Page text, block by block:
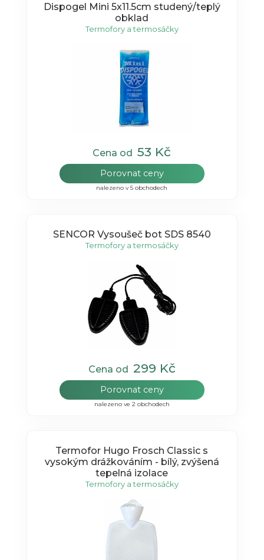
Dispogel Mini 5x11.5cm studený/teplý
obklad
Termofory a termosáčky
Cena od53 Kč
Porovnat ceny
nalezeno v 5 obchodech
SENCOR Vysoušeč bot SDS 8540
Termofory a termosáčky
Cena od 299 Kč
Porovnat ceny
nalezeno ve 2 obchodech
Termofor Hugo Frosch Classic s
vysokým drážkováním - bílý, zvýšená
tepelná izolace
Termofory a termosáčky